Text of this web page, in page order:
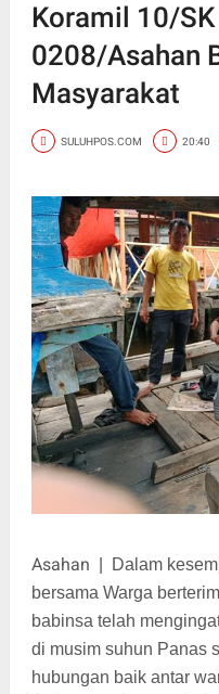
Koramil 10/
0208/Asahan
Masyarakat
SULUHPOS.COM 20:40
Asahan
Dalam
bersama Warga
babinsa telah
di musim suhun Panas
hubungan baik antar